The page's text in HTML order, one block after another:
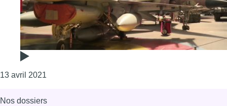
13 avril 2021
Nos dossiers